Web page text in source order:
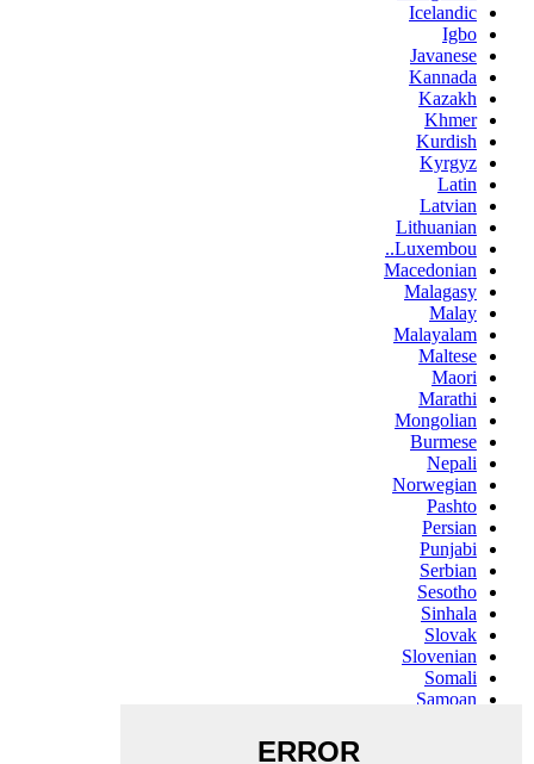
Icelandic
Igbo
Javanese
Kannada
Kazakh
Khmer
Kurdish
Kyrgyz
Latin
Latvian
Lithuanian
Luxembou..
Macedonian
Malagasy
Malay
Malayalam
Maltese
Maori
Marathi
Mongolian
Burmese
Nepali
Norwegian
Pashto
Persian
Punjabi
Serbian
Sesotho
Sinhala
Slovak
Slovenian
Somali
Samoan